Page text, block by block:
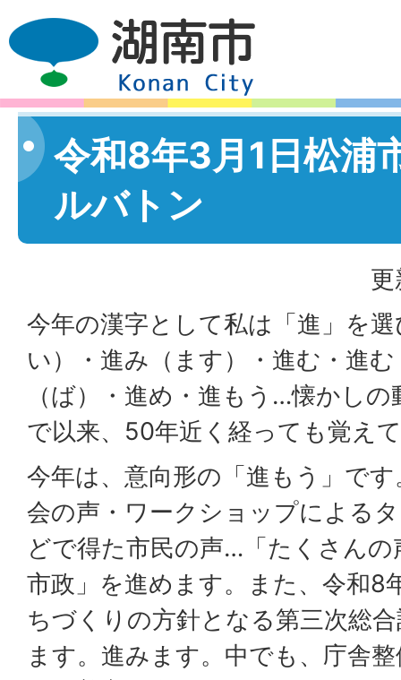
令和8年3月1日松浦
ルバトン
今年の漢字として私は「進」を
い）・進み（ます）・進む・進
（ば）・進め・進もう…懐かし
で以来、50年近く経っても覚え
今年は、意向形の「進もう」で
会の声・ワークショップによる
どで得た市民の声…「たくさん
市政」を進めます。また、令和8
ちづくりの方針となる第三次総
ます。進みます。中でも、庁舎